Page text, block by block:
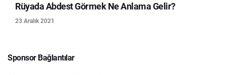
Rüyada Abdest Görmek Ne Anlama Gelir?
23 Aralık 2021
Sponsor Bağlantılar